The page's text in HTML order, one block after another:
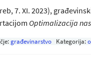
7. XI. 2023),
Optimalizacija
građevinarstvo Kategorija: